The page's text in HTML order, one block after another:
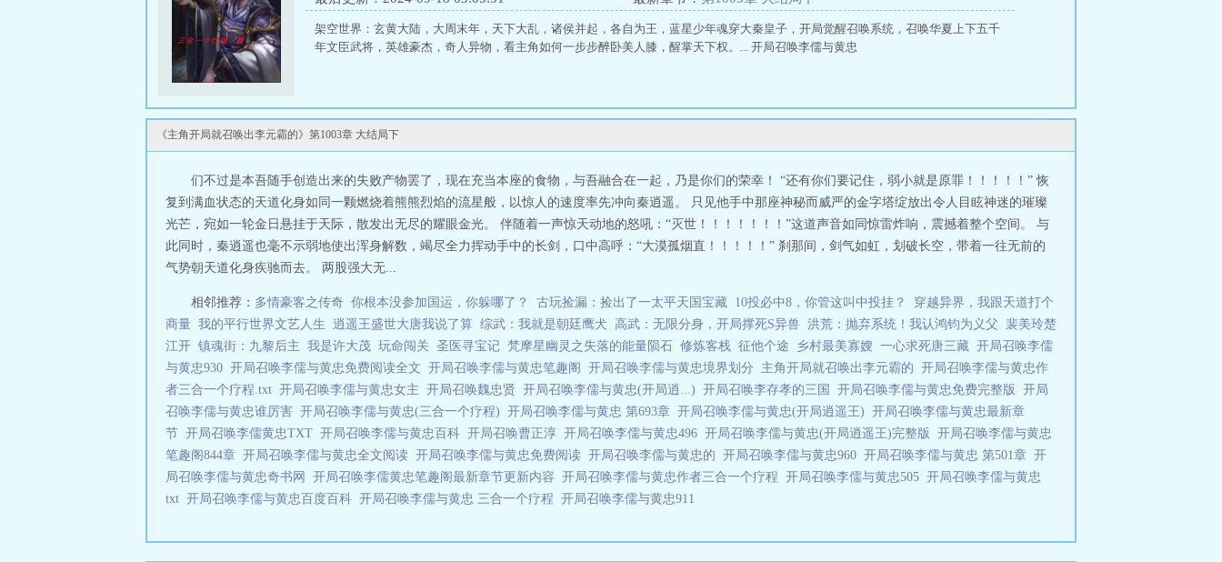
架空世界：玄黄大陆，大周末年，天下大乱，诸侯并起，各自为王，蓝星少年魂穿大秦皇子，开局觉醒召唤系统，召唤华夏上下五千
年文臣武将，英雄豪杰，奇人异物，看主角如何一步步醉卧美人膝，醒掌天下权。... 开局召唤李儒与黄忠
《主角开局就召唤出李元霸的》第1003章 大结局下
们不过是本吾随手创造出来的失败产物罢了，现在充当本座的食物，与吾融合在一起，乃是你们的荣幸！ “还有你们要记住，弱小就是原罪！！！！！” 恢
复到满血状态的天道化身如同一颗燃烧着熊熊烈焰的流星般，以惊人的速度率先冲向秦逍遥。 只见他手中那座神秘而威严的金字塔绽放出令人目眩神迷的璀璨
光芒，宛如一轮金日悬挂于天际，散发出无尽的耀眼金光。 伴随着一声惊天动地的怒吼：“灭世！！！！！！！”这道声音如同惊雷炸响，震撼着整个空间。 与
此同时，秦逍遥也毫不示弱地使出浑身解数，竭尽全力挥动手中的长剑，口中高呼：“大漠孤烟直！！！！！” 刹那间，剑气如虹，划破长空，带着一往无前的
气势朝天道化身疾驰而去。 两股强大无...
相邻推荐： 多情豪客之传奇 你根本没参加国运，你躲哪了？ 古玩捡漏：捡出了一太平天国宝藏 10投必中8，你管这叫中投挂？
穿越异界，我跟天道打个
商量 我的平行世界文艺人生 逍遥王盛世大唐我说了算 综武：我就是朝廷鹰犬 高武：无限分身，开局撑死S异兽 洪荒：抛弃系统！我认鸿钧为义父
裴美玲楚
江开 镇魂街：九黎后主 我是许大茂 玩命闯关 圣医寻宝记 梵摩星幽灵之失落的能量陨石 修炼客栈 征他个途 乡村最美寡嫂 一心求死唐三藏 开局召唤李儒
与黄忠930 开局召唤李儒与黄忠免费阅读全文 开局召唤李儒与黄忠笔趣阁 开局召唤李儒与黄忠境界划分 主角开局就召唤出李元霸的 开局召唤李儒与黄忠作
者三合一个疗程.txt 开局召唤李儒与黄忠女主 开局召唤魏忠贤 开局召唤李儒与黄忠(开局逍...) 开局召唤李存孝的三国 开局召唤李儒与黄忠免费完整版 开局
召唤李儒与黄忠谁厉害 开局召唤李儒与黄忠(三合一个疗程) 开局召唤李儒与黄忠 第693章 开局召唤李儒与黄忠(开局逍遥王) 开局召唤李儒与黄忠最新章
节 开局召唤李儒黄忠TXT 开局召唤李儒与黄忠百科 开局召唤曹正淳 开局召唤李儒与黄忠496 开局召唤李儒与黄忠(开局逍遥王)完整版 开局召唤李儒与黄忠
笔趣阁844章 开局召唤李儒与黄忠全文阅读 开局召唤李儒与黄忠免费阅读 开局召唤李儒与黄忠的 开局召唤李儒与黄忠960 开局召唤李儒与黄忠 第501章 开
局召唤李儒与黄忠奇书网 开局召唤李儒黄忠笔趣阁最新章节更新内容 开局召唤李儒与黄忠作者三合一个疗程 开局召唤李儒与黄忠505 开局召唤李儒与黄忠
txt 开局召唤李儒与黄忠百度百科 开局召唤李儒与黄忠 三合一个疗程 开局召唤李儒与黄忠911